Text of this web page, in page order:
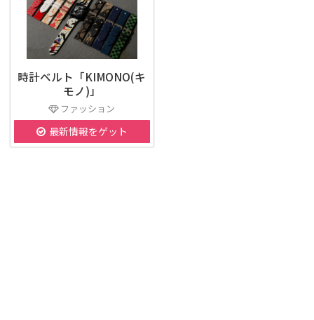
時計ベルト「KIMONO(キ
モノ)」
ファッション
最新情報をゲット